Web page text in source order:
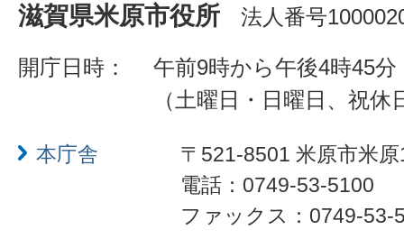
滋賀県米原市役所 法人番号
開庁日時：
午前9時から午後4時45分
（土曜日・日曜日、祝
本庁舎
〒521-8501 米原市米
電話：0749-53-5100
ファックス：0749-53-